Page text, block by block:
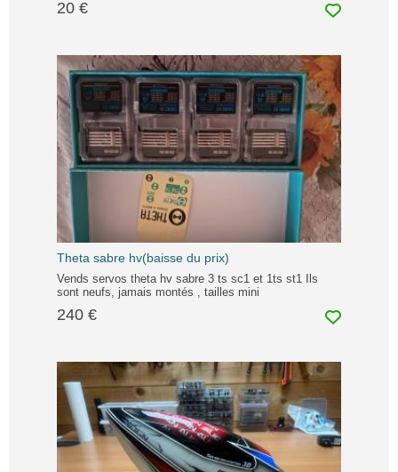
20 €
Theta sabre hv(baisse du prix)
Vends servos theta hv sabre 3 ts sc1 et 1ts st1 Ils
sont neufs, jamais montés , tailles mini
240 €